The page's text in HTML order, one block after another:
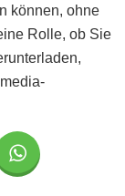
können, ohne
Rolle, ob Sie